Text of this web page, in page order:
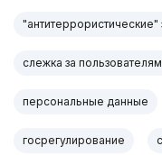
"антитеррористические"
слежка за
персональные данные
госрегулирование